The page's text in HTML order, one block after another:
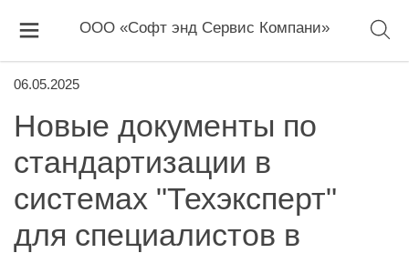
ООО «Софт энд Сервис Компани»
06.05.2025
Новые документы по
стандартизации в
системах "Техэксперт"
для специалистов в